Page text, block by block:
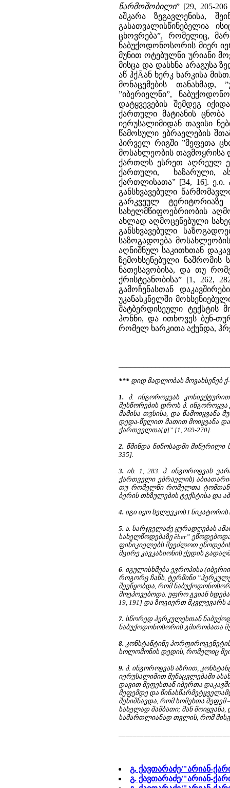
წარმოშობილი” [29, 205-
აშკარა ზეგავლენისა,
გასათვალისწინებელია
ცხოვრება”, რომელიც,
ნაბუქოდონოსორის მიერ
მუნით ოტებულნი ურიანი
მისცა და დასხნა არაგუსა
აწ ჰქÂან ხერკ ხარკისა
მონაცემების თანახმად,
”იბერიელნი”,
დატყვევების შემდეგ
ქართული მატიანის ცნობა
იერუსალიმიდან თავისი
წამოსული ებრაელების
პირველ რიგში ”მეფეთა
მოსახლეობის თავმოყრისა
ქართლს ესრეთ აღრეულ
ქართული, ხაზარული,
ქართლისათა” [34, 16].
განსხვავებული
გარკვეულ
სახელმწიფოებრიობის
ახლად აღმოცენებული
განსხვავებული
საზოგადოება
აღნიშნულ საკითხთან
ზემოხსენებული
ნათესავობისა, და თუ
ქრისტეანობისა” [1, 262,
გამოჩენასთან
უკანასკნელში
შატბერდისეული ტექსტის
ჰონნი, და ითხოვეს ბუნ-
რომელ ხარკითა აქუნდა,
*** დიდ მადლობას მოვახსენებ
1. პ. ინგოროყვას
შესწორების დროს პ. ინგოროყვა
მამისა თჳსისა, და
დედა-წულით მათით მოიყვანა
ქართველთა[ჲ]” [1, 269-270].
2. წმინდა ნინოსადმი
335].
3. იხ. 1, 283. პ. ინგოროყვას
ქართველი ებრაელის)
თუ რომელნი რომელთა ტომთანი
ბერის თხზულების ტექსტისა და
4. იგი იყო სელევკოს I ნიკატორის
5. ა. სარჯველაძე ყურადღებას
სახელწოდებაზე ēber”
ფინიკიელებს შეეძლოთ
მცირე კავკასიონის ქედის
6 . იგულისხმება ევროპისა
როგორც ჩანს, ტერმინი
შეუწყობდა, რომ
მოეპოვებოდა. უფრო გვიან ხდება
19, 191] და ზოგიერთ მკვლევარს
7. სწორედ ჰერკულესთან
ნაბუქოდონოსორის გმირობათა
8. კონსტანტინე
სოლომონის დედის, რომელიც
9. პ. ინგოროყვას აზრით,
იერუსალიმით შენაცვლებაში
დავით მეფესთან იბერთა
მეფემდე და
შენიშნავდა, რომ სომეხთა
სახელად შამბათი; მან მოიყვანა,
სამართლიანად თვლის, რომ
გ. ქავთარაძე/"არიან-
გ. ქავთარაძე/"არიან-